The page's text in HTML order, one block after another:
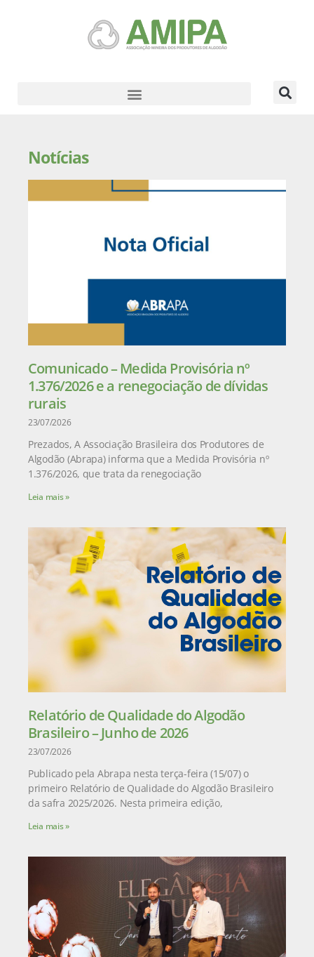
Notícias
Comunicado – Medida Provisória nº
1.376/2026 e a renegociação de dívidas
rurais
23/07/2026
Prezados, A Associação Brasileira dos Produtores de
Algodão (Abrapa) informa que a Medida Provisória nº
1.376/2026, que trata da renegociação
Leia mais »
Relatório de Qualidade do Algodão
Brasileiro – Junho de 2026
23/07/2026
Publicado pela Abrapa nesta terça-feira (15/07) o
primeiro Relatório de Qualidade do Algodão Brasileiro
da safra 2025/2026. Nesta primeira edição,
Leia mais »